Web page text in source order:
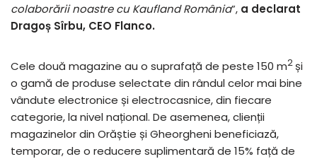
colaborării noastre cu Kaufland România”, a declarat
Dragoș Sîrbu, CEO Flanco.
Cele două magazine au o suprafață de peste 150 m2 și
o gamă de produse selectate din rândul celor mai bine
vândute electronice și electrocasnice, din fiecare
categorie, la nivel național. De asemenea, clienții
magazinelor din Orăștie și Gheorgheni beneficiază,
temporar, de o reducere suplimentară de 15% față de